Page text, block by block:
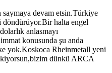
saymaya devam etsin.Türkiye
halta engel
anlasmayı
konusunda şu anda
yok.Koskoca Rheinmetall yeni
dünkü ARCA